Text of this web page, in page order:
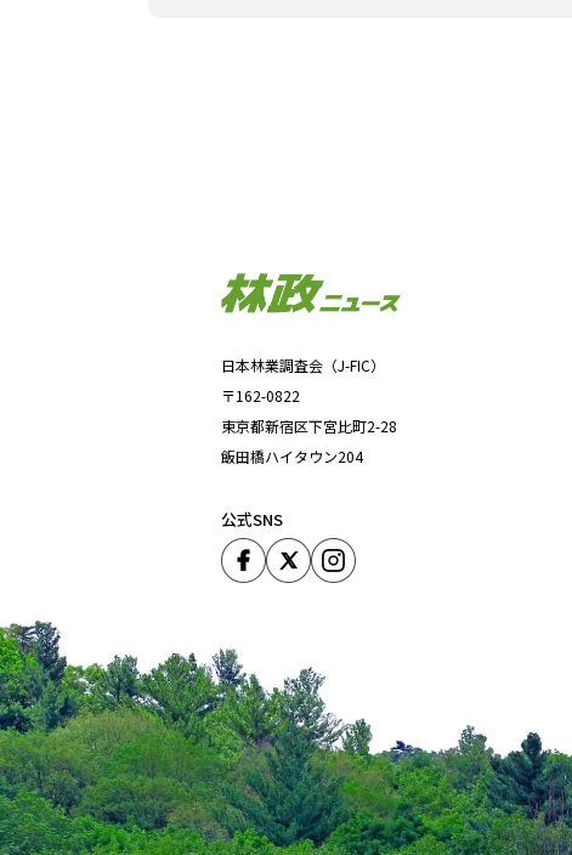
日本林業調査会（J-FIC）
〒162-0822
東京都新宿区下宮比町2-28
飯田橋ハイタウン204
公式SNS